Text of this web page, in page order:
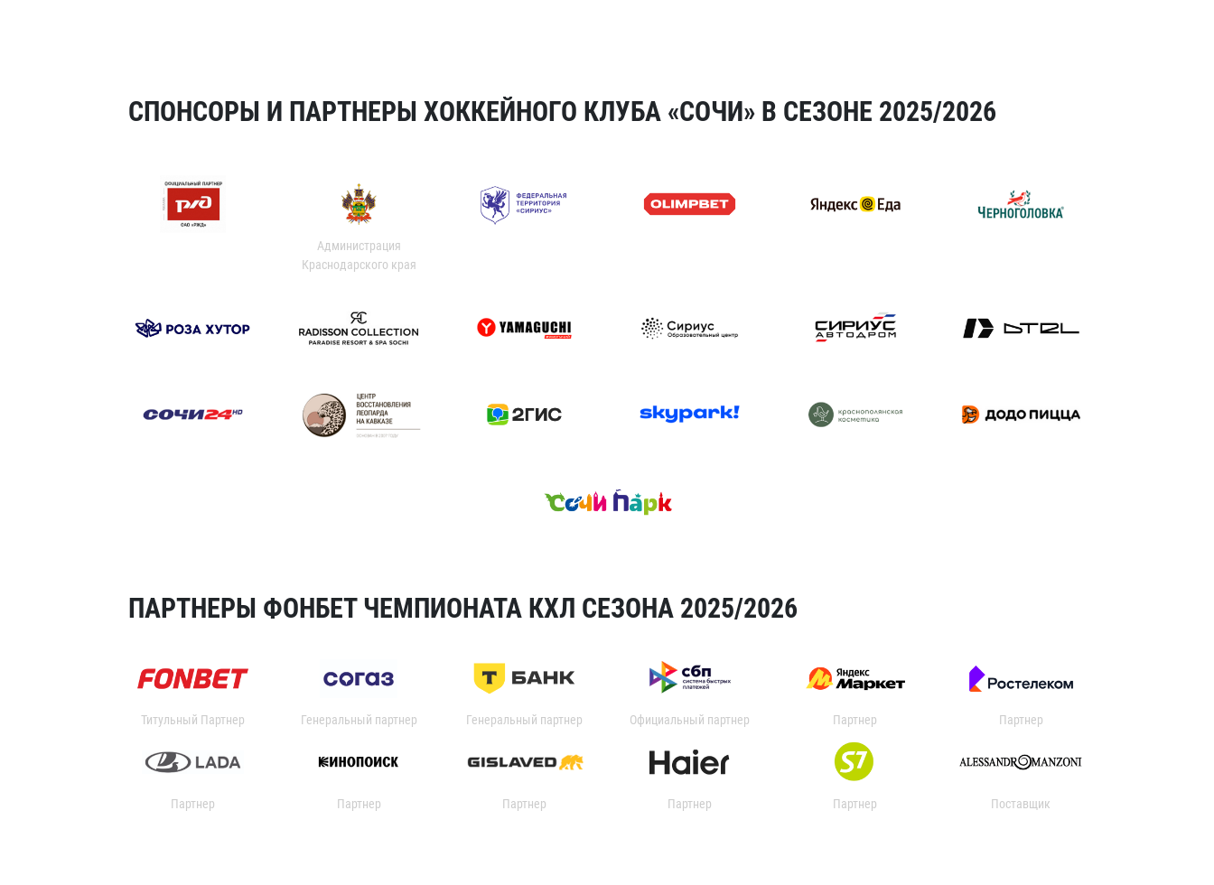
СПОНСОРЫ И ПАРТНЕРЫ ХОККЕЙНОГО КЛУБА «СОЧИ» В СЕЗОНЕ 2025/2026
Администрация
Краснодарского края
ПАРТНЕРЫ ФОНБЕТ ЧЕМПИОНАТА КХЛ СЕЗОНА 2025/2026
Титульный Партнер Генеральный партнер Генеральный партнер Официальный партнер Партнер Партнер
Партнер Партнер Партнер Партнер Партнер Поставщик